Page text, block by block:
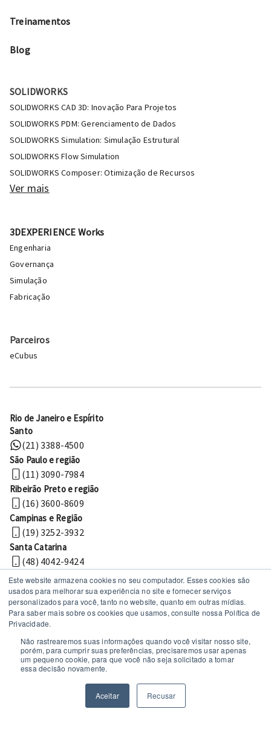
Este website armazena cookies no seu computador. Esses cookies são
usados ​​para melhorar sua experiência no site e fornecer serviços
personalizados para você, tanto no website, quanto em outras mídias.
Para saber mais sobre os cookies que usamos, consulte nossa Política de
Privacidade.
Não rastrearemos suas informações quando você visitar nosso site,
porém, para cumprir suas preferências, precisaremos usar apenas
um pequeno cookie, para que você não seja solicitado a tomar
essa decisão novamente.
Aceitar Recusar
Treinamentos
Blog
SOLIDWORKS
SOLIDWORKS CAD 3D: Inovação Para Projetos
SOLIDWORKS PDM: Gerenciamento de Dados
SOLIDWORKS Simulation: Simulação Estrutural
SOLIDWORKS Flow Simulation
SOLIDWORKS Composer: Otimização de Recursos
Ver mais
3DEXPERIENCE Works
Engenharia
Governança
Simulação
Fabricação
Parceiros
eCubus
Rio de Janeiro e Espírito
Santo
(21) 3388-4500
São Paulo e região
(11) 3090-7984
Ribeirão Preto e região
(16) 3600-8609
Campinas e Região
(19) 3252-3932
Santa Catarina
(48) 4042-9424
Políticas de privacidade